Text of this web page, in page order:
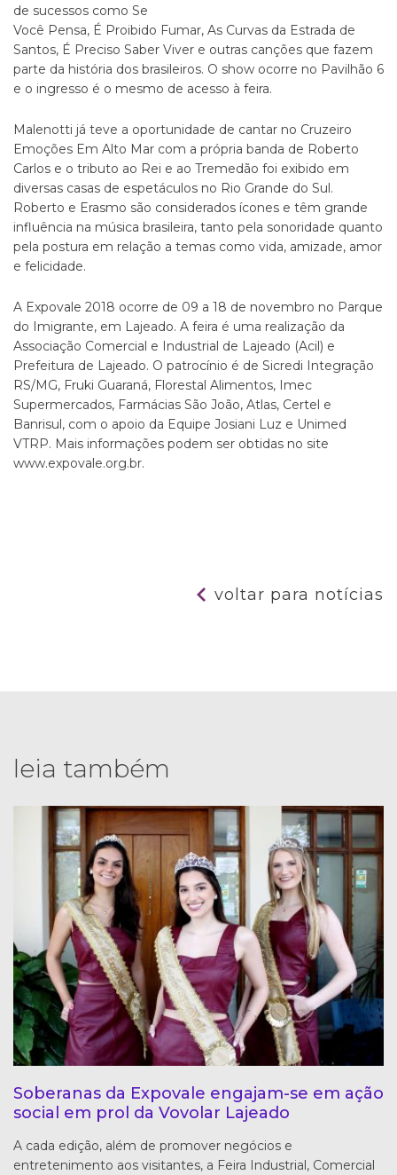
de sucessos como Se
Você Pensa, É Proibido Fumar, As Curvas da Estrada de
Santos, É Preciso Saber Viver e outras canções que fazem
parte da história dos brasileiros. O show ocorre no Pavilhão 6
e o ingresso é o mesmo de acesso à feira.
Malenotti já teve a oportunidade de cantar no Cruzeiro
Emoções Em Alto Mar com a própria banda de Roberto
Carlos e o tributo ao Rei e ao Tremedão foi exibido em
diversas casas de espetáculos no Rio Grande do Sul.
Roberto e Erasmo são considerados ícones e têm grande
influência na música brasileira, tanto pela sonoridade quanto
pela postura em relação a temas como vida, amizade, amor
e felicidade.
A Expovale 2018 ocorre de 09 a 18 de novembro no Parque
do Imigrante, em Lajeado. A feira é uma realização da
Associação Comercial e Industrial de Lajeado (Acil) e
Prefeitura de Lajeado. O patrocínio é de Sicredi Integração
RS/MG, Fruki Guaraná, Florestal Alimentos, Imec
Supermercados, Farmácias São João, Atlas, Certel e
Banrisul, com o apoio da Equipe Josiani Luz e Unimed
VTRP. Mais informações podem ser obtidas no site
www.expovale.org.br.
voltar para notícias
leia também
Soberanas da Expovale engajam-se em ação
social em prol da Vovolar Lajeado
A cada edição, além de promover negócios e
entretenimento aos visitantes, a Feira Industrial, Comercial